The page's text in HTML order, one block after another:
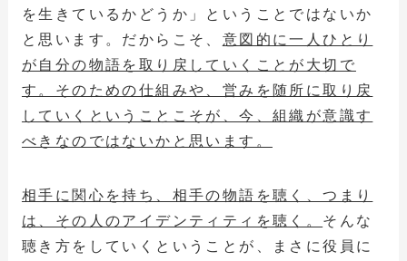
を生きているかどうか」ということではないか
と思います。だからこそ、 意図的に一人ひとり
が自分の物語を取り戻していくことが大切で
す。そのための仕組みや、営みを随所に取り戻
していくということこそが、今、組織が意識す
べきなのではないかと思います。
相手に関心を持ち、相手の物語を聴く、つまり
は、その人のアイデンティティを聴く。 そんな
聴き方をしていくということが、まさに役員に